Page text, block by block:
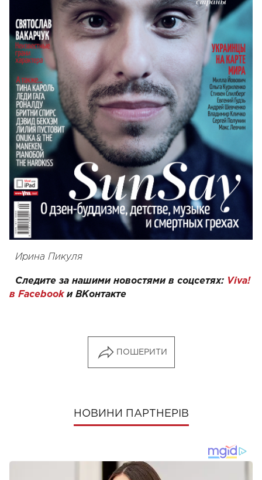
Ирина Пикуля
Следите за нашими новостями в соцсетях: Viva!
в Facebookи ВКонтакте
ПОШЕРИТИ
НОВИНИ ПАРТНЕРІВ